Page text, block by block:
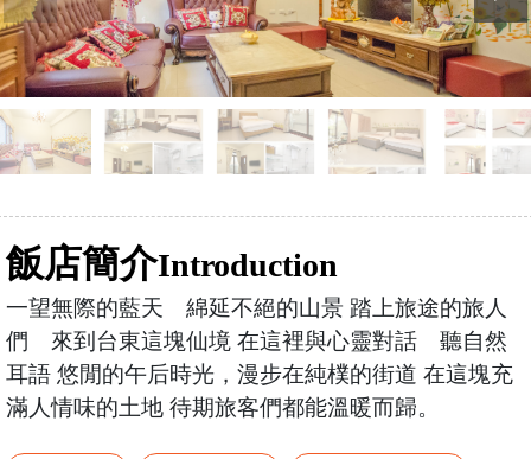
飯店簡介Introduction
一望無際的藍天 綿延不絕的山景 踏上旅途的旅人
們 來到台東這塊仙境 在這裡與心靈對話 聽自然
耳語 悠閒的午后時光，漫步在純樸的街道 在這塊充
滿人情味的土地 待期旅客們都能溫暖而歸。